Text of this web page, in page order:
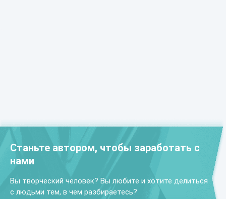
Станьте автором, чтобы заработать с
нами
Вы творческий человек? Вы любите и хотите делиться
с людьми тем, в чем разбираетесь?